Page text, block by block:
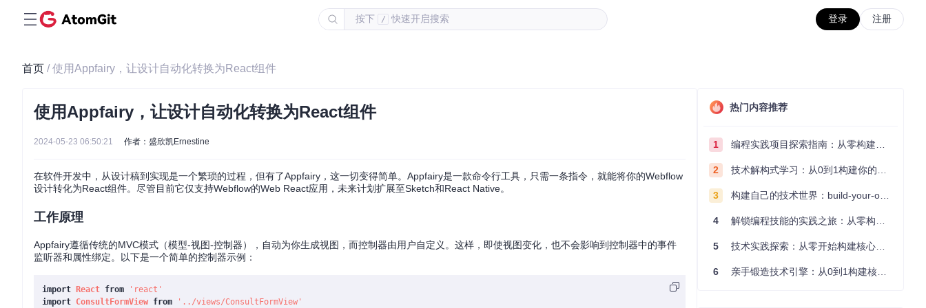
按下 / 快速开启搜索 登录 注册
首页 / 使用Appfairy，让设计自动化转换为React组件
使用Appfairy，让设计自动化转换为React组件
2024-05-23 06:50:21 作者：盛欣凯Ernestine
在软件开发中，从设计稿到实现是一个繁琐的过程，但有了Appfairy，这一切变得简单。Appfairy是一款命令行工具，只需一条指令，就能将你的Webflow
设计转化为React组件。尽管目前它仅支持Webflow的Web React应用，未来计划扩展至Sketch和React Native。
工作原理
Appfairy遵循传统的MVC模式（模型-视图-控制器），自动为你生成视图，而控制器由用户自定义。这样，即使视图变化，也不会影响到控制器中的事件
监听器和属性绑定。以下是一个简单的控制器示例：
import React from
'react'
import ConsultFormView from '../views/ConsultFormView'
热门内容推荐
1 编程实践项目探索指南：从零构建技术能力体系
2 技术解构式学习：从0到1构建你的编程知识体系
3 构建自己的技术世界：build-your-own-x项目的实践探索指南
4 解锁编程技能的实践之旅：从零构建你的技术世界
5 技术实践探索：从零开始构建核心系统的实践指南
6 亲手锻造技术引擎：从0到1构建核心系统的实践指南